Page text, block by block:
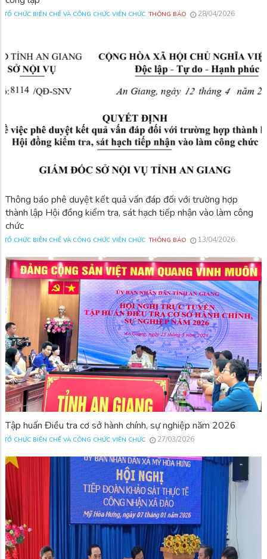
TỔ CHỨC BIÊN CHẾ VÀ CÔNG CHỨC VIÊN CHỨC THÔNG BÁO 28/04/2026
Thông báo phê duyệt kết quả vấn đáp đối với trường hợp
thành lập Hội đồng kiểm tra, sát hạch tiếp nhận vào làm công
chức
TỔ CHỨC BIÊN CHẾ VÀ CÔNG CHỨC VIÊN CHỨC THÔNG BÁO 13/04/2026
Tập huấn Điều tra cơ sở hành chính, sự nghiệp năm 2026
TỔ CHỨC BIÊN CHẾ VÀ CÔNG CHỨC VIÊN CHỨC 27/03/2026